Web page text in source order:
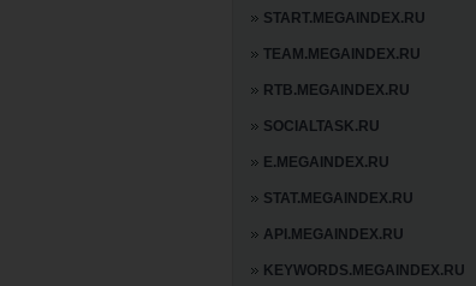
START.MEGAINDEX.RU
TEAM.MEGAINDEX.RU
RTB.MEGAINDEX.RU
SOCIALTASK.RU
E.MEGAINDEX.RU
STAT.MEGAINDEX.RU
API.MEGAINDEX.RU
KEYWORDS.MEGAINDEX.RU